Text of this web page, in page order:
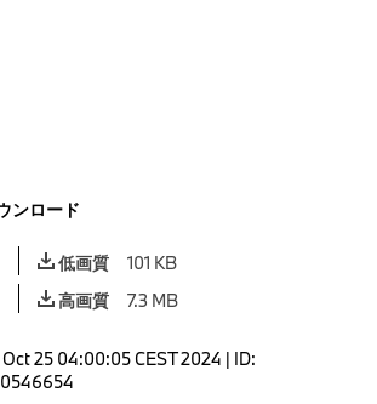
ンロード
低画質
101 KB
高画質
7.3 MB
Oct 25 04:00:05 CEST 2024 | ID: